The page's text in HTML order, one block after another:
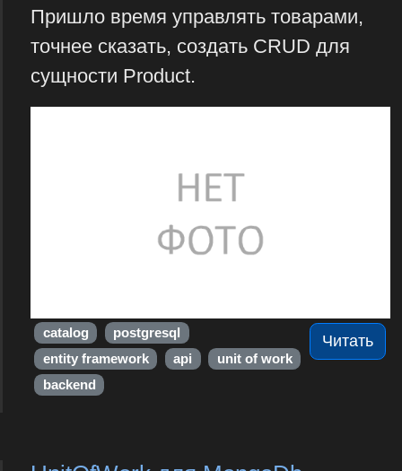
Пришло время управлять товарами,
точнее сказать, создать CRUD для
сущности Product.
Читать
catalog
postgresql
entity framework
api
unit of work
backend